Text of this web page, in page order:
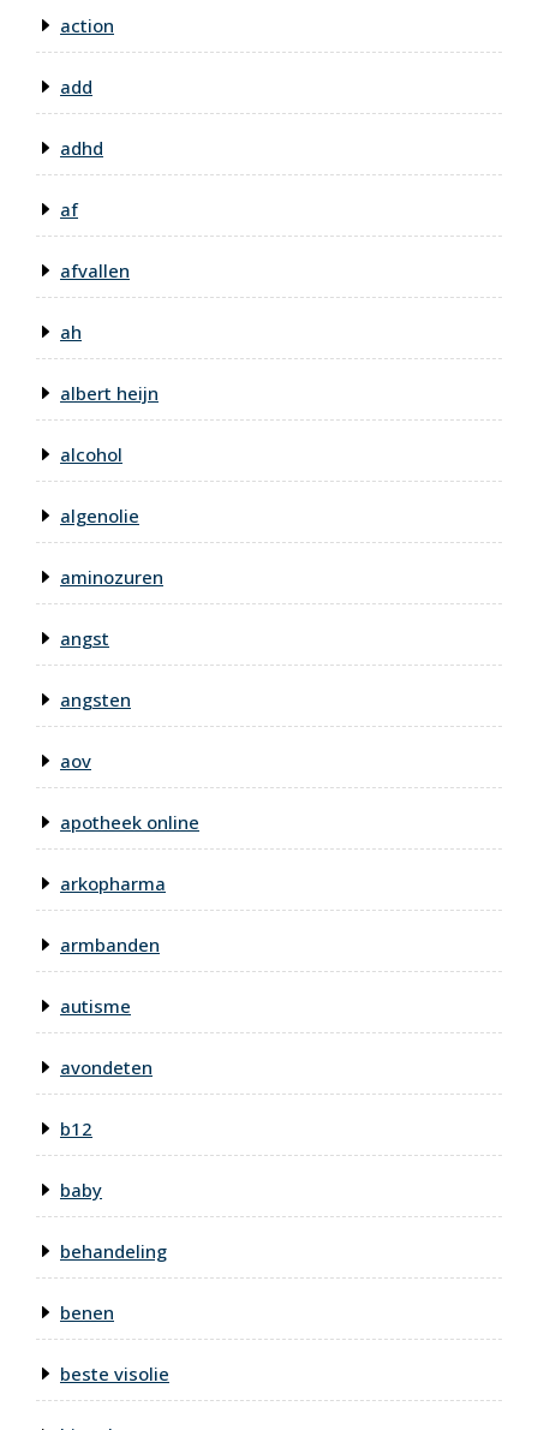
action
add
adhd
af
afvallen
ah
albert heijn
alcohol
algenolie
aminozuren
angst
angsten
aov
apotheek online
arkopharma
armbanden
autisme
avondeten
b12
baby
behandeling
benen
beste visolie